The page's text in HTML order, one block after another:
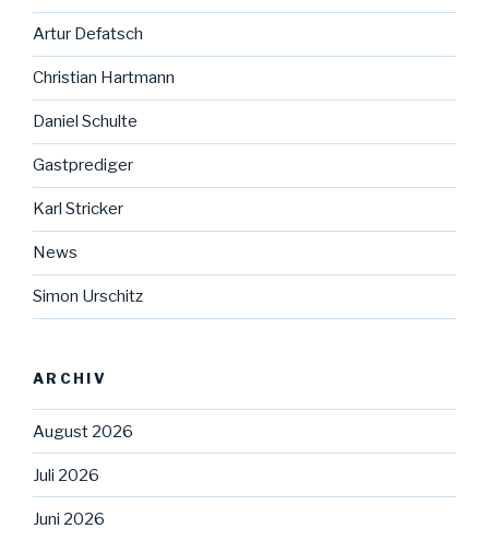
Artur Defatsch
Christian Hartmann
Daniel Schulte
Gastprediger
Karl Stricker
News
Simon Urschitz
ARCHIV
August 2026
Juli 2026
Juni 2026